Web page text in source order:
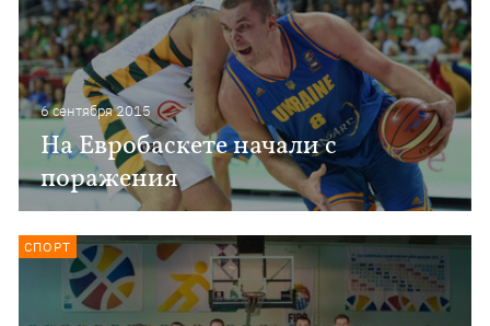
6 сентября 2015
На Евробаскете начали с
поражения
СПОРТ